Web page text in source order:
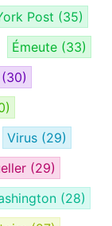
Post (35)
Émeute (33)
(30)
Virus (29)
(29)
(28)